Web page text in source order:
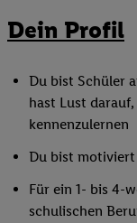
Dein Profil
Du bist Schüler
hast Lust
kennenzulernen
Du bist motiviert
Für ein 1- bis 4-
schulischen